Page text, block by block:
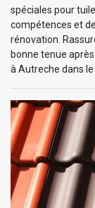
spéciales pour
compétences et
rénovation.
bonne tenue
à Autreche dans le